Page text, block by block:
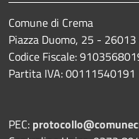
Comune di Crema
Piazza Duomo, 25 -
Codice Fiscale:
Partita IVA: 00111540191
PEC: